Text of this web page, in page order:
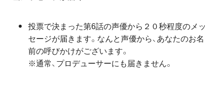
投票で決まった第6話の声優から２０秒程度のメッ
セージが届きます。なんと声優から、あなたのお名
前の呼びかけがございます。
※通常、プロデューサーにも届きません。